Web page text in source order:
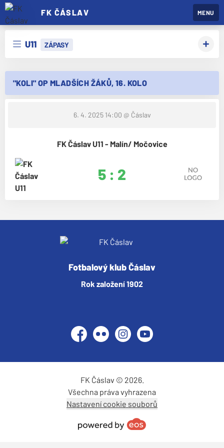
FK ČÁSLAV MENU
U11 ZÁPASY
"KOLI" OP MLADŠÍCH ŽÁKŮ, 16. KOLO
6. 4. 2025 14:00 @ Čáslav
FK Čáslav U11 - Malín/ Močovice
5 : 2
Fotbalový klub Čáslav
Rok založení 1902
Facebook
Flickr InstagramYouTube
FK Čáslav © 2026.
Všechna práva vyhrazena
Nastavení cookie souborů